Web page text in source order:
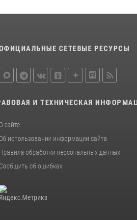
Росгвардии познакомили
09 июля 2026, 13:58
Ростовской области стали
СЕТЕВЫЕ РЕСУРСЫ
И ТЕХНИЧЕСКАЯ
О сайте
Об использовании информации сайта
Правила обработки персональных данных
Сообщить об ошибках